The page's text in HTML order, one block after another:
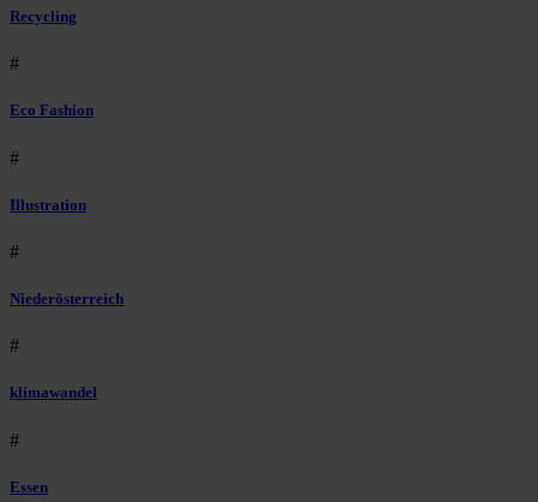
Recycling
#
Eco Fashion
#
Illustration
#
Niederösterreich
#
klimawandel
#
Essen